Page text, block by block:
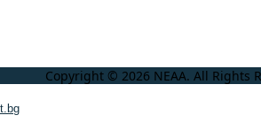
Copyright © 2026 NEAA. All Rights